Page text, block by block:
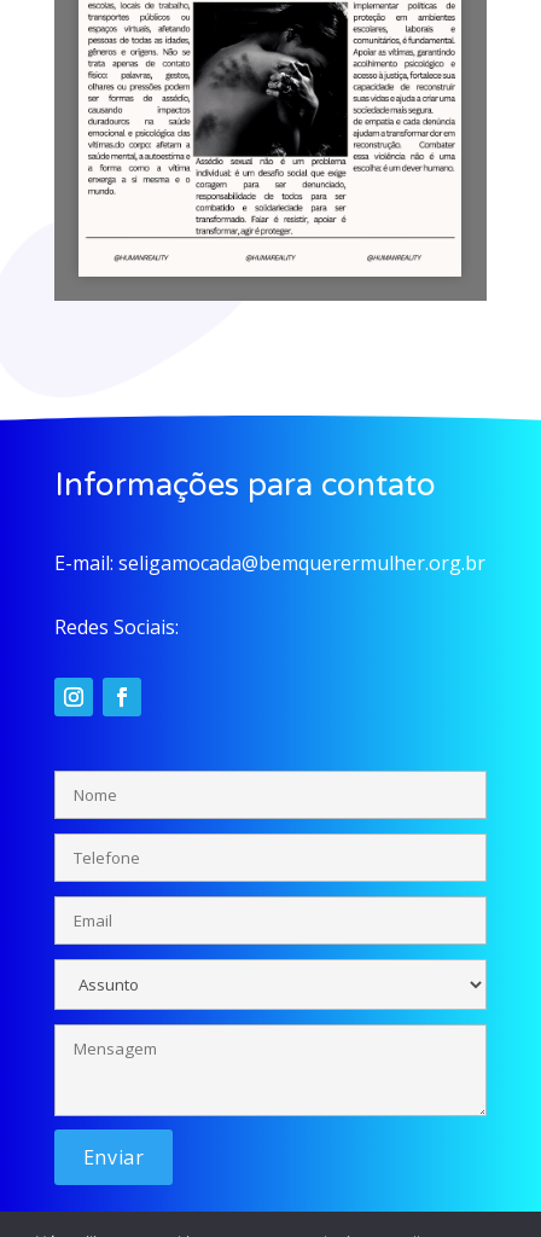
Informações para contato
E-mail: seligamocada@bemquerermulher.org.br
Redes Sociais: